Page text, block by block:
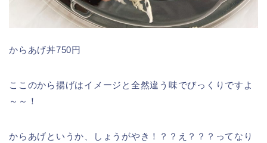
からあげ丼750円
ここのから揚げはイメージと全然違う味でびっくりですよ
～～！
からあげというか、しょうがやき！？？え？？？ってなり